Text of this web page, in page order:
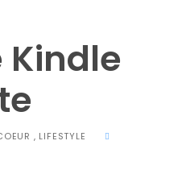
Kindle
, LIFESTYLE